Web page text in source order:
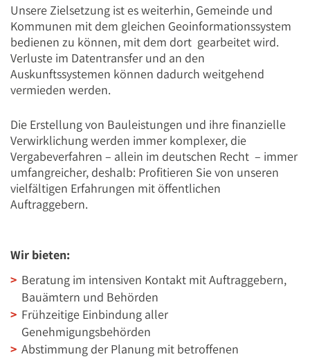
Unsere Zielsetzung ist es weiterhin, Gemeinde und
Kommunen mit dem gleichen Geoinformationssystem
bedienen zu können, mit dem dort gearbeitet wird.
Verluste im Datentransfer und an den
Auskunftssystemen können dadurch weitgehend
vermieden werden.
Die Erstellung von Bauleistungen und ihre finanzielle
Verwirklichung werden immer komplexer, die
Vergabeverfahren – allein im deutschen Recht – immer
umfangreicher, deshalb: Profitieren Sie von unseren
vielfältigen Erfahrungen mit öffentlichen
Auftraggebern.
Wir bieten:
Beratung im intensiven Kontakt mit Auftraggebern,
Bauämtern und Behörden
Frühzeitige Einbindung aller
Genehmigungsbehörden
Abstimmung der Planung mit betroffenen